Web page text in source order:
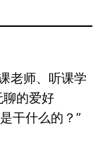
老师、听课学
聊的爱好
干什么的？”